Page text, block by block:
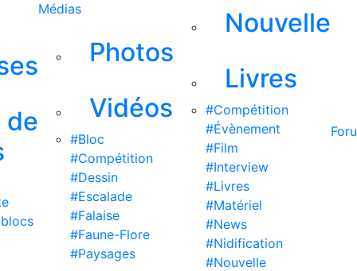
de
Médias
Photos
Vidéos
#Bloc
#Compétition
#Dessin
#Escalade
#Falaise
#Faune-Flore
#Paysages
Nouvelle
Livres
#Compétition
#Évènement
#Film
#Interview
#Livres
#Matériel
#News
#Nidification
#Nouvelle